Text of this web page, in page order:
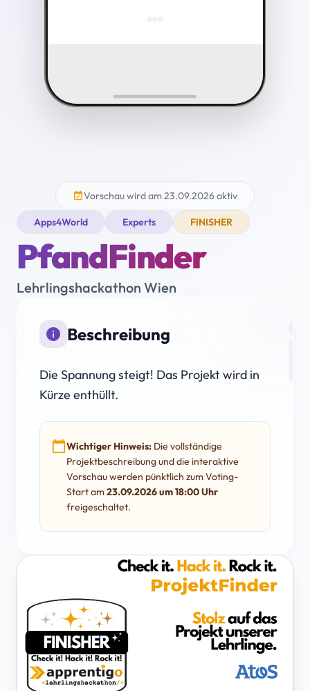
event_availableVorschau wird am 23.09.2026 aktiv
Apps4World Experts FINISHER
PfandFinder
Lehrlingshackathon Wien
info Beschreibung
Die Spannung steigt! Das Projekt wird in
Kürze enthüllt.
calendar_todayWichtiger Hinweis: Die vollständige
Projektbeschreibung und die interaktive
Vorschau werden pünktlich zum Voting-
Start am23.09.2026 um 18:00 Uhr
freigeschaltet.